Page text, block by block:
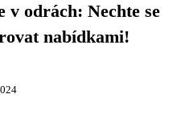
v odrách: Nechte se
nabídkami!